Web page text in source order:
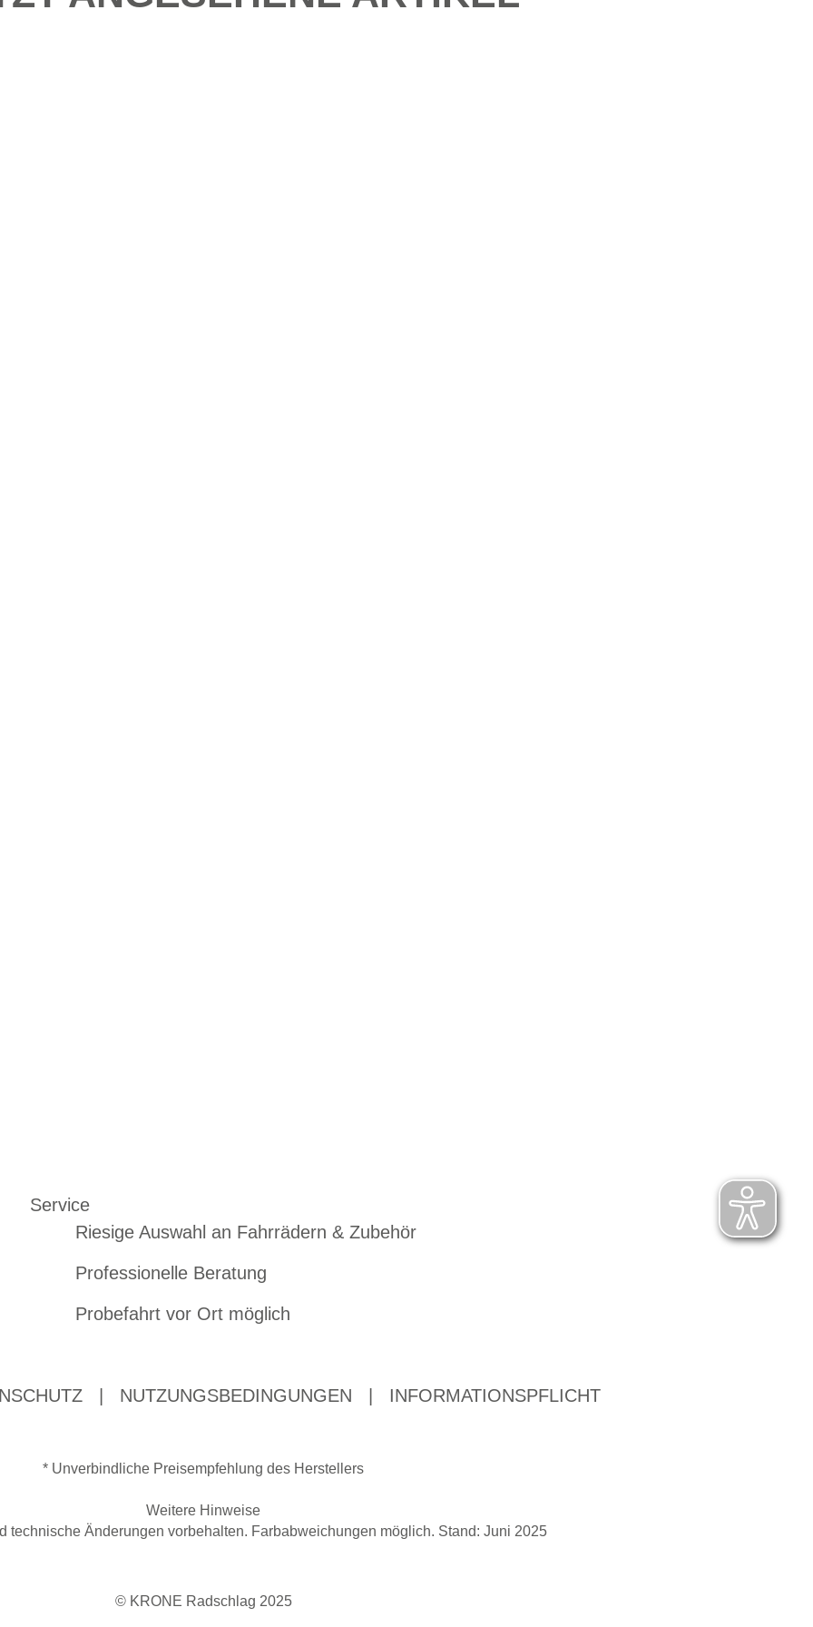
Service
Riesige Auswahl an Fahrrädern & Zubehör
Professionelle Beratung
Probefahrt vor Ort möglich
NUTZUNGSBEDINGUNGEN INFORMATIONSPFLICHT
* Unverbindliche Preisempfehlung des Herstellers
Weitere Hinweise
technische Änderungen vorbehalten. Farbabweichungen möglich. Stand: Juni 2025
© KRONE Radschlag 2025